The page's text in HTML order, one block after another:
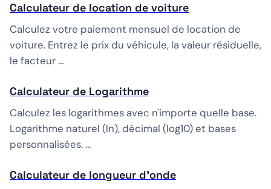
Calculateur de location de voiture
Calculez votre paiement mensuel de location de
voiture. Entrez le prix du véhicule, la valeur résiduelle,
le facteur …
Calculateur de Logarithme
Calculez les logarithmes avec n'importe quelle base.
Logarithme naturel (ln), décimal (log10) et bases
personnalisées. …
Calculateur de longueur d'onde